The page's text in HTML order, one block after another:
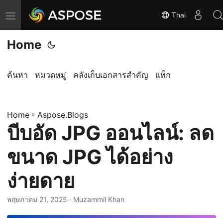
ส
ลั
บ
า
ท
า
ง
Thai
Home
ค้นหา หมวดหมู่ คลังเก็บเอกสารสำคัญ แท็ก
Home » Aspose.Blogs
บีบอัด JPG ออนไลน์: ลด
ขนาด JPG ได้อย่าง
ง่ายดาย
พฤษภาคม 21, 2025 · Muzammil Khan